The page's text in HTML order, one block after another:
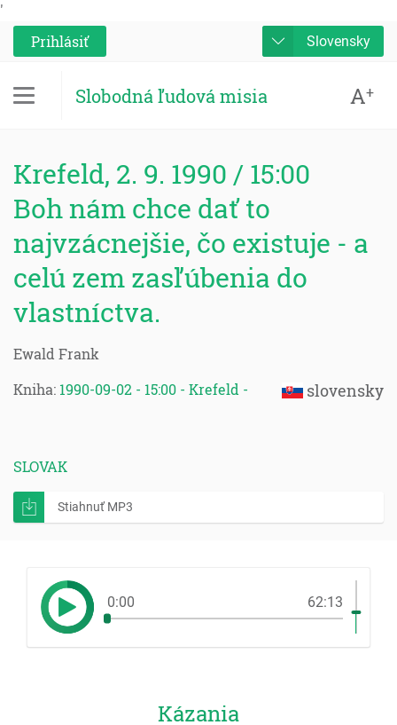
'
Prihlásiť
Slovensky
Slobodná ľudová misia A+
Krefeld, 2. 9. 1990 / 15:00
Boh nám chce dať to
najvzácnejšie, čo existuje - a
celú zem zasľúbenia do
vlastníctva.
Ewald Frank
slovensky
Kniha: 1990-09-02 - 15:00 - Krefeld -
SLOVAK
Stiahnuť MP3
0:00 62:13
Kázania